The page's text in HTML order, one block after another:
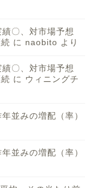
〇、対市場予想
に naobito より
〇、対市場予想
に ウィニングチ
並みの増配（率）
並みの増配（率）